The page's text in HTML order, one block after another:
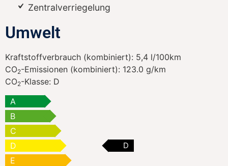
Zentralverriegelung
Umwelt
Kraftstoffverbrauch (kombiniert): 5,4 l/100km
CO2-Emissionen (kombiniert): 123.0 g/km
CO2-Klasse: D
A
B
C
D
D
E